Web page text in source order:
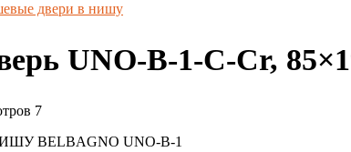
двери в нишу
UNO-B-1-C-Cr,
7
BELBAGNO UNO-B-1